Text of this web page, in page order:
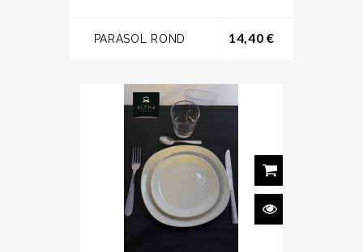
PARASOL ROND 14,40 €Prix